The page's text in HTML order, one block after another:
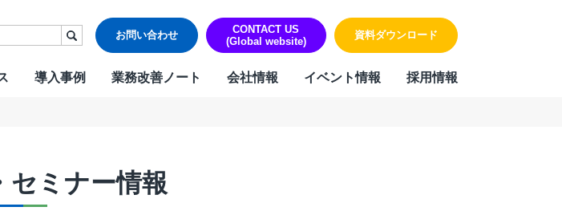
お問い合わせ
CONTACT US
(Global website)
資料ダウンロード
導入事例 業務改善ノート 会社情報 イベント情報 採用情報
お客様応対方針 カスタマーハラスメントに対する方針
セミナー情報